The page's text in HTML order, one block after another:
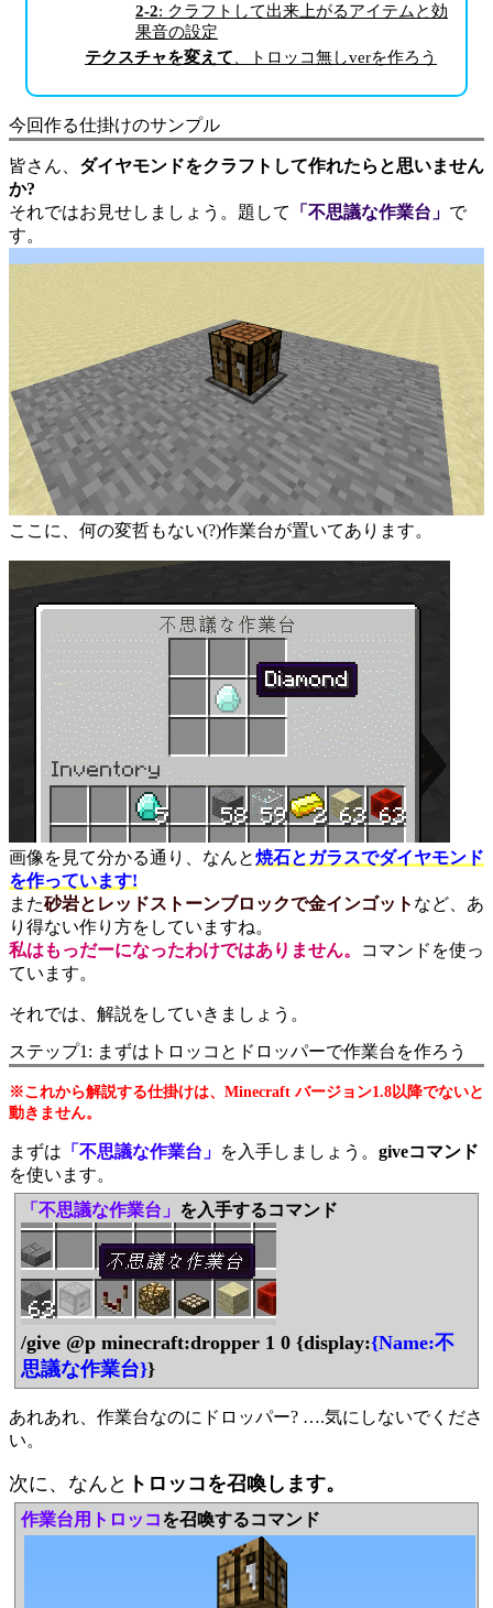
2-2: クラフトして出来上がるアイテムと効
果音の設定
テクスチャを変えて 、トロッコ無しverを作ろう
今回作る仕掛けのサンプル
皆さん、 ダイヤモンドをクラフトして作れたらと思いません
か?
それではお見せしましょう。題して
「不思議な作業台」 で
す。
ここに、何の変哲もない(?)作業台が置いてあります。
画像を見て分かる通り、なんと焼石とガラスでダイヤモンド
を作っています!
また砂岩とレッドストーンブロックで金インゴット など、あ
り得ない作り方をしていますね。
私はもっだーになったわけではありません。
コマンドを使っ
ています。
それでは、解説をしていきましょう。
ステップ1: まずはトロッコとドロッパーで作業台を作ろう
※これから解説する仕掛けは、Minecraft バージョン1.8以降でないと
動きません。
まずは 「不思議な作業台」 を入手しましょう。 giveコマンド
を使います。
「不思議な作業台」 を入手するコマンド
/give @p minecraft:dropper 1 0 {display:{Name:不
思議な作業台}}
あれあれ、作業台なのにドロッパー? ….気にしないでくださ
い。
次に、なんと トロッコを召喚します。
作業台用トロッコを召喚するコマンド